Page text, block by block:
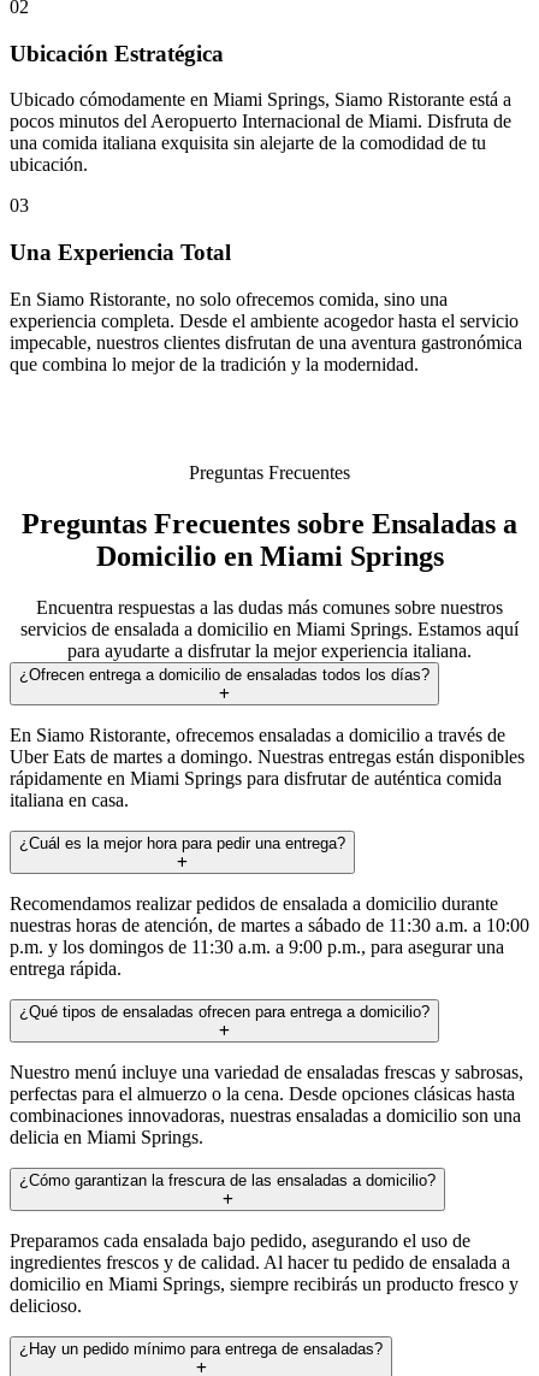
02
Ubicación Estratégica
Ubicado cómodamente en Miami Springs, Siamo Ristorante está a
pocos minutos del Aeropuerto Internacional de Miami. Disfruta de
una comida italiana exquisita sin alejarte de la comodidad de tu
ubicación.
03
Una Experiencia Total
En Siamo Ristorante, no solo ofrecemos comida, sino una
experiencia completa. Desde el ambiente acogedor hasta el servicio
impecable, nuestros clientes disfrutan de una aventura gastronómica
que combina lo mejor de la tradición y la modernidad.
Preguntas Frecuentes
Preguntas Frecuentes sobre Ensaladas a
Domicilio en Miami Springs
Encuentra respuestas a las dudas más comunes sobre nuestros
servicios de ensalada a domicilio en Miami Springs. Estamos aquí
para ayudarte a disfrutar la mejor experiencia italiana.
¿Ofrecen entrega a domicilio de ensaladas todos los días?
En Siamo Ristorante, ofrecemos ensaladas a domicilio a través de
Uber Eats de martes a domingo. Nuestras entregas están disponibles
rápidamente en Miami Springs para disfrutar de auténtica comida
italiana en casa.
¿Cuál es la mejor hora para pedir una entrega?
Recomendamos realizar pedidos de ensalada a domicilio durante
nuestras horas de atención, de martes a sábado de 11:30 a.m. a 10:00
p.m. y los domingos de 11:30 a.m. a 9:00 p.m., para asegurar una
entrega rápida.
¿Qué tipos de ensaladas ofrecen para entrega a domicilio?
Nuestro menú incluye una variedad de ensaladas frescas y sabrosas,
perfectas para el almuerzo o la cena. Desde opciones clásicas hasta
combinaciones innovadoras, nuestras ensaladas a domicilio son una
delicia en Miami Springs.
¿Cómo garantizan la frescura de las ensaladas a domicilio?
Preparamos cada ensalada bajo pedido, asegurando el uso de
ingredientes frescos y de calidad. Al hacer tu pedido de ensalada a
domicilio en Miami Springs, siempre recibirás un producto fresco y
delicioso.
¿Hay un pedido mínimo para entrega de ensaladas?